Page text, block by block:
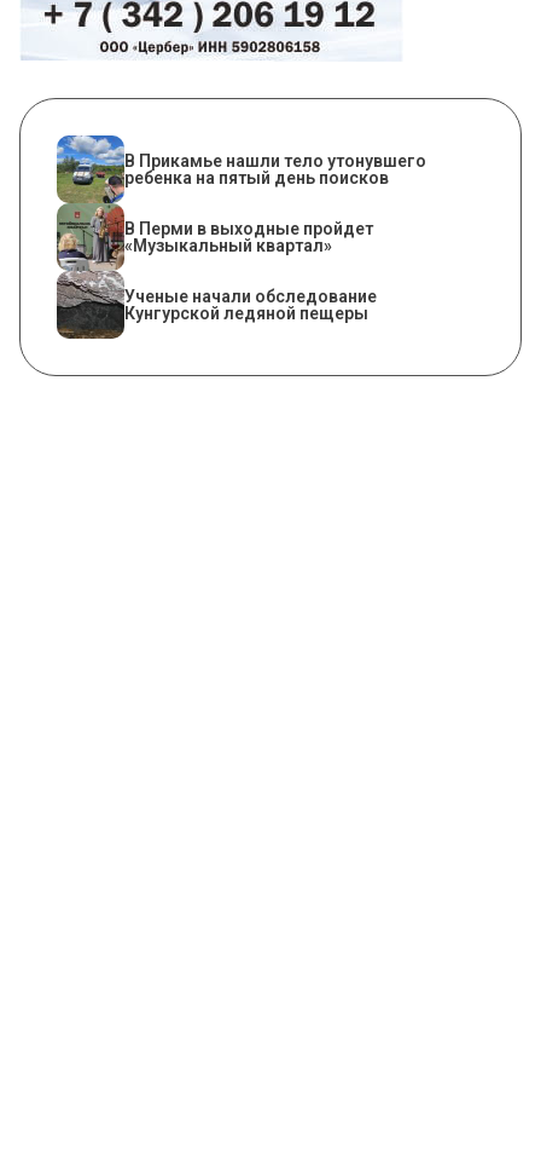
В Прикамье нашли тело утонувшего
ребенка на пятый день поисков
В Перми в выходные пройдет
«Музыкальный квартал»
Ученые начали обследование
Кунгурской ледяной пещеры